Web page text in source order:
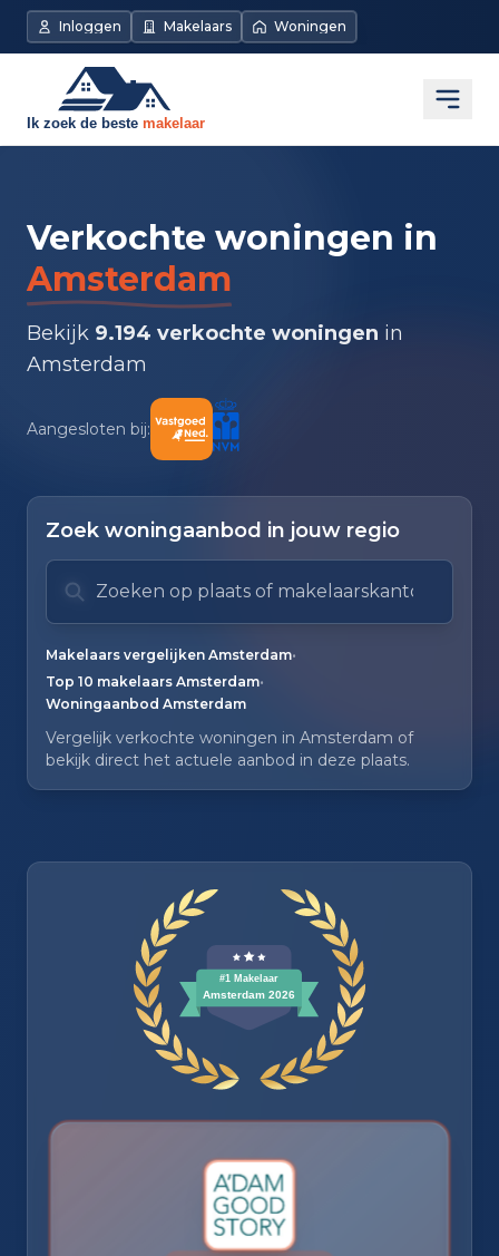
Inloggen Makelaars Woningen
Verkochte woningen in
Amsterdam
Bekijk 9.194 verkochte woningen in
Amsterdam
Aangesloten bij:
Zoek woningaanbod in jouw regio
Zoek op plaats of makelaarskantoor
Typ om te zoeken. Gebruik pijl omlaag en pijl
Makelaars vergelijken Amsterdam•
Top 10 makelaars Amsterdam•
Woningaanbod Amsterdam
Vergelijk verkochte woningen in Amsterdam of
bekijk direct het actuele aanbod in deze plaats.